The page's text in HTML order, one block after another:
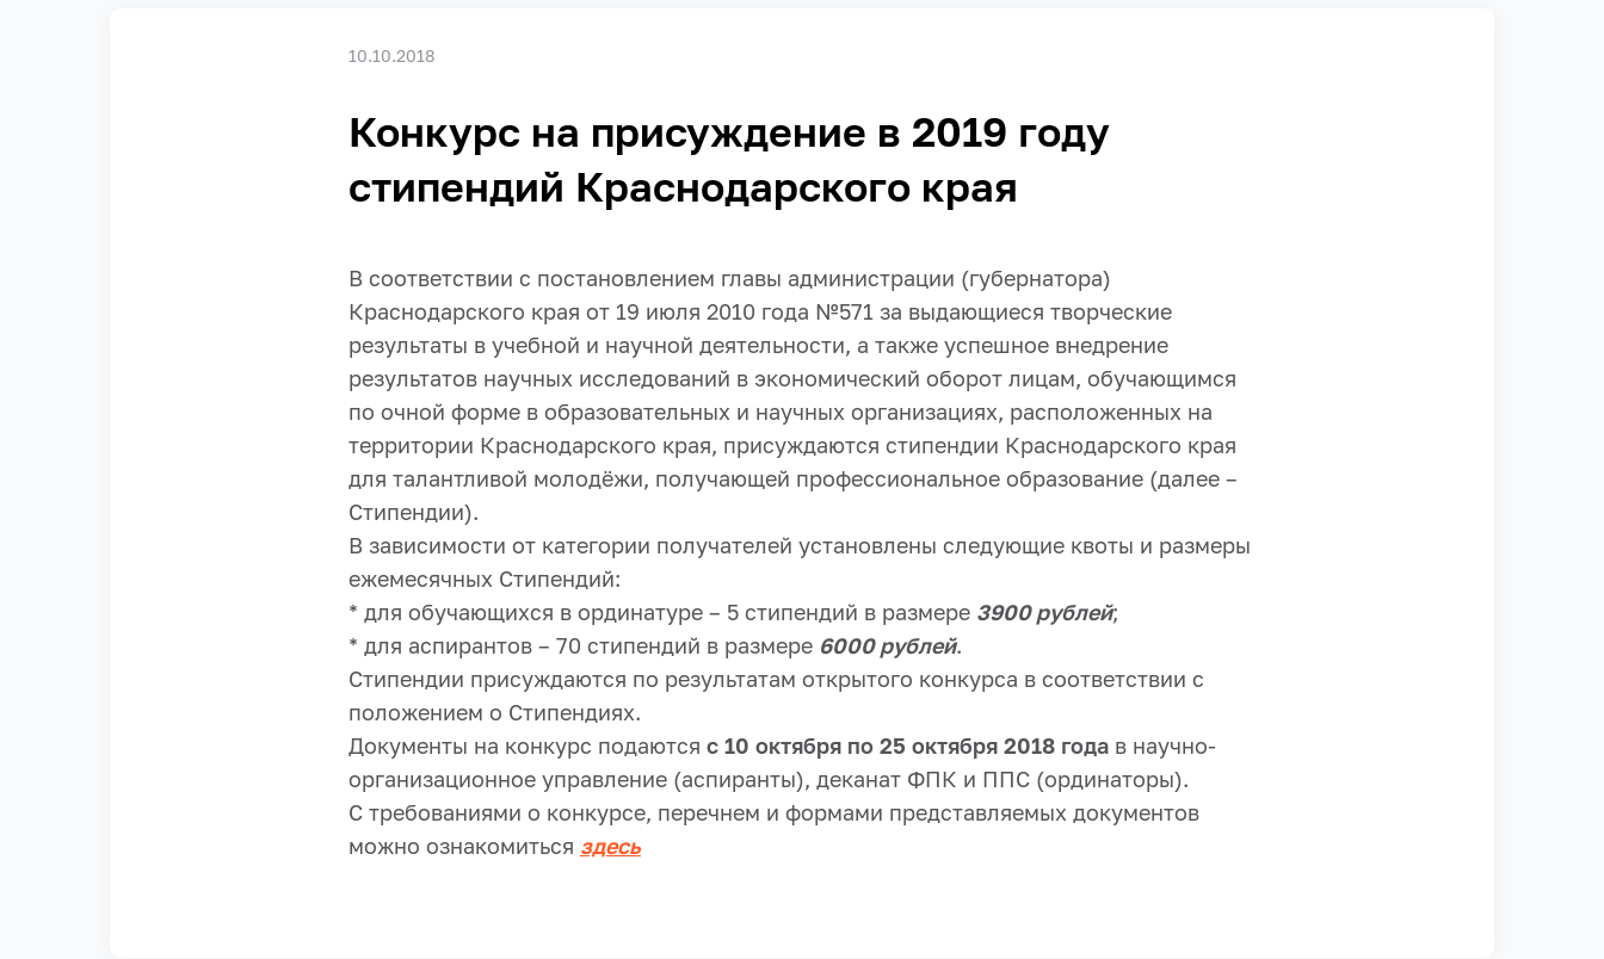
10.10.2018
Конкурс на присуждение в 2019 году
стипендий Краснодарского края
В соответствии с постановлением главы администрации (губернатора)
Краснодарского края от 19 июля 2010 года №571 за выдающиеся творческие
результаты в учебной и научной деятельности, а также успешное внедрение
результатов научных исследований в экономический оборот лицам, обучающимся
по очной форме в образовательных и научных организациях, расположенных на
территории Краснодарского края, присуждаются стипендии Краснодарского края
для талантливой молодёжи, получающей профессиональное образование (далее –
Стипендии).
В зависимости от категории получателей установлены следующие квоты и размеры
ежемесячных Стипендий:
* для обучающихся в ординатуре – 5 стипендий в размере 3900 рублей;
* для аспирантов – 70 стипендий в размере 6000 рублей.
Стипендии присуждаются по результатам открытого конкурса в соответствии с
положением о Стипендиях.
Документы на конкурс подаются с 10 октября по 25 октября 2018 года в научно-
организационное управление (аспиранты), деканат ФПК и ППС (ординаторы).
С требованиями о конкурсе, перечнем и формами представляемых документов
можно ознакомиться здесь